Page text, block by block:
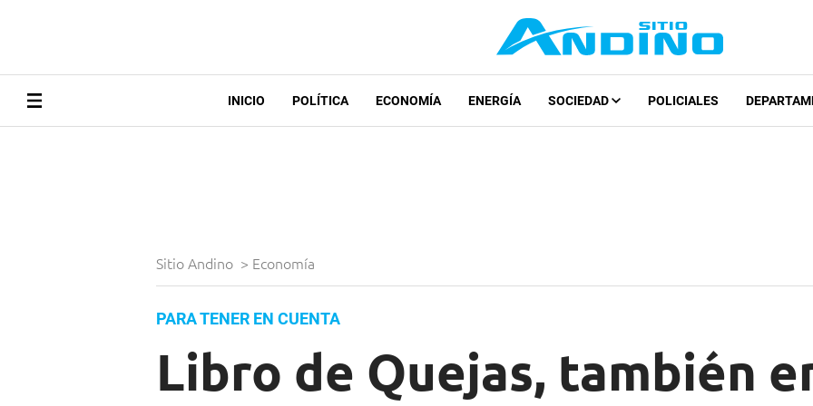
INICIO POLÍTICA ECONOMÍA ENERGÍA SOCIEDAD POLICIALES
Sitio Andino > Economía
PARA TENER EN CUENTA
Libro de Quejas, también